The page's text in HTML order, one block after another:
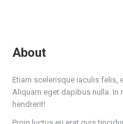
About
Etiam scelerisque iaculis felis,
Aliquam eget dapibus nulla. In
hendrerit!